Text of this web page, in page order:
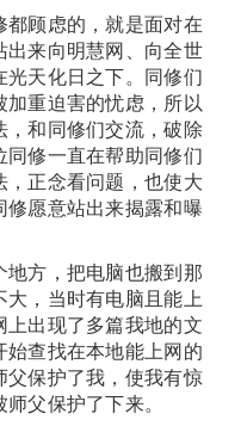
顾虑的，就是面对在
来向明慧网、向全世
天化日之下。同修们
重迫害的忧虑，所以
和同修们交流，破除
修一直在帮助同修们
正念看问题，也使大
愿意站出来揭露和曝
方，把电脑也搬到那
大，当时有电脑且能上
出现了多篇我地的文
查找在本地能上网的
保护了我，使我有惊
父保护了下来。